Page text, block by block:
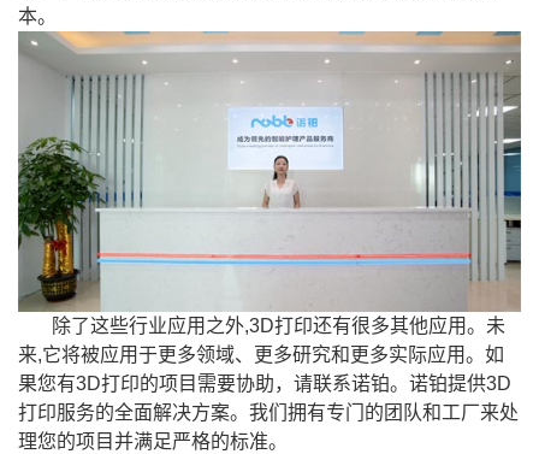
本。
除了这些行业应用之外,3D打印还有很多其他应用。未
来,它将被应用于更多领域、更多研究和更多实际应用。如
果您有3D打印的项目需要协助，请联系诺铂。诺铂提供3D
打印服务的全面解决方案。我们拥有专门的团队和工厂来处
理您的项目并满足严格的标准。